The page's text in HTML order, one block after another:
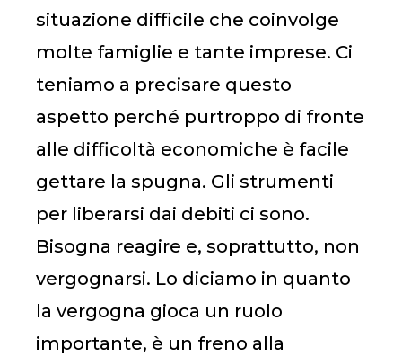
situazione difficile che coinvolge
molte famiglie e tante imprese. Ci
teniamo a precisare questo
aspetto perché purtroppo di fronte
alle difficoltà economiche è facile
gettare la spugna. Gli strumenti
per liberarsi dai debiti ci sono.
Bisogna reagire e, soprattutto, non
vergognarsi. Lo diciamo in quanto
la vergogna gioca un ruolo
importante, è un freno alla